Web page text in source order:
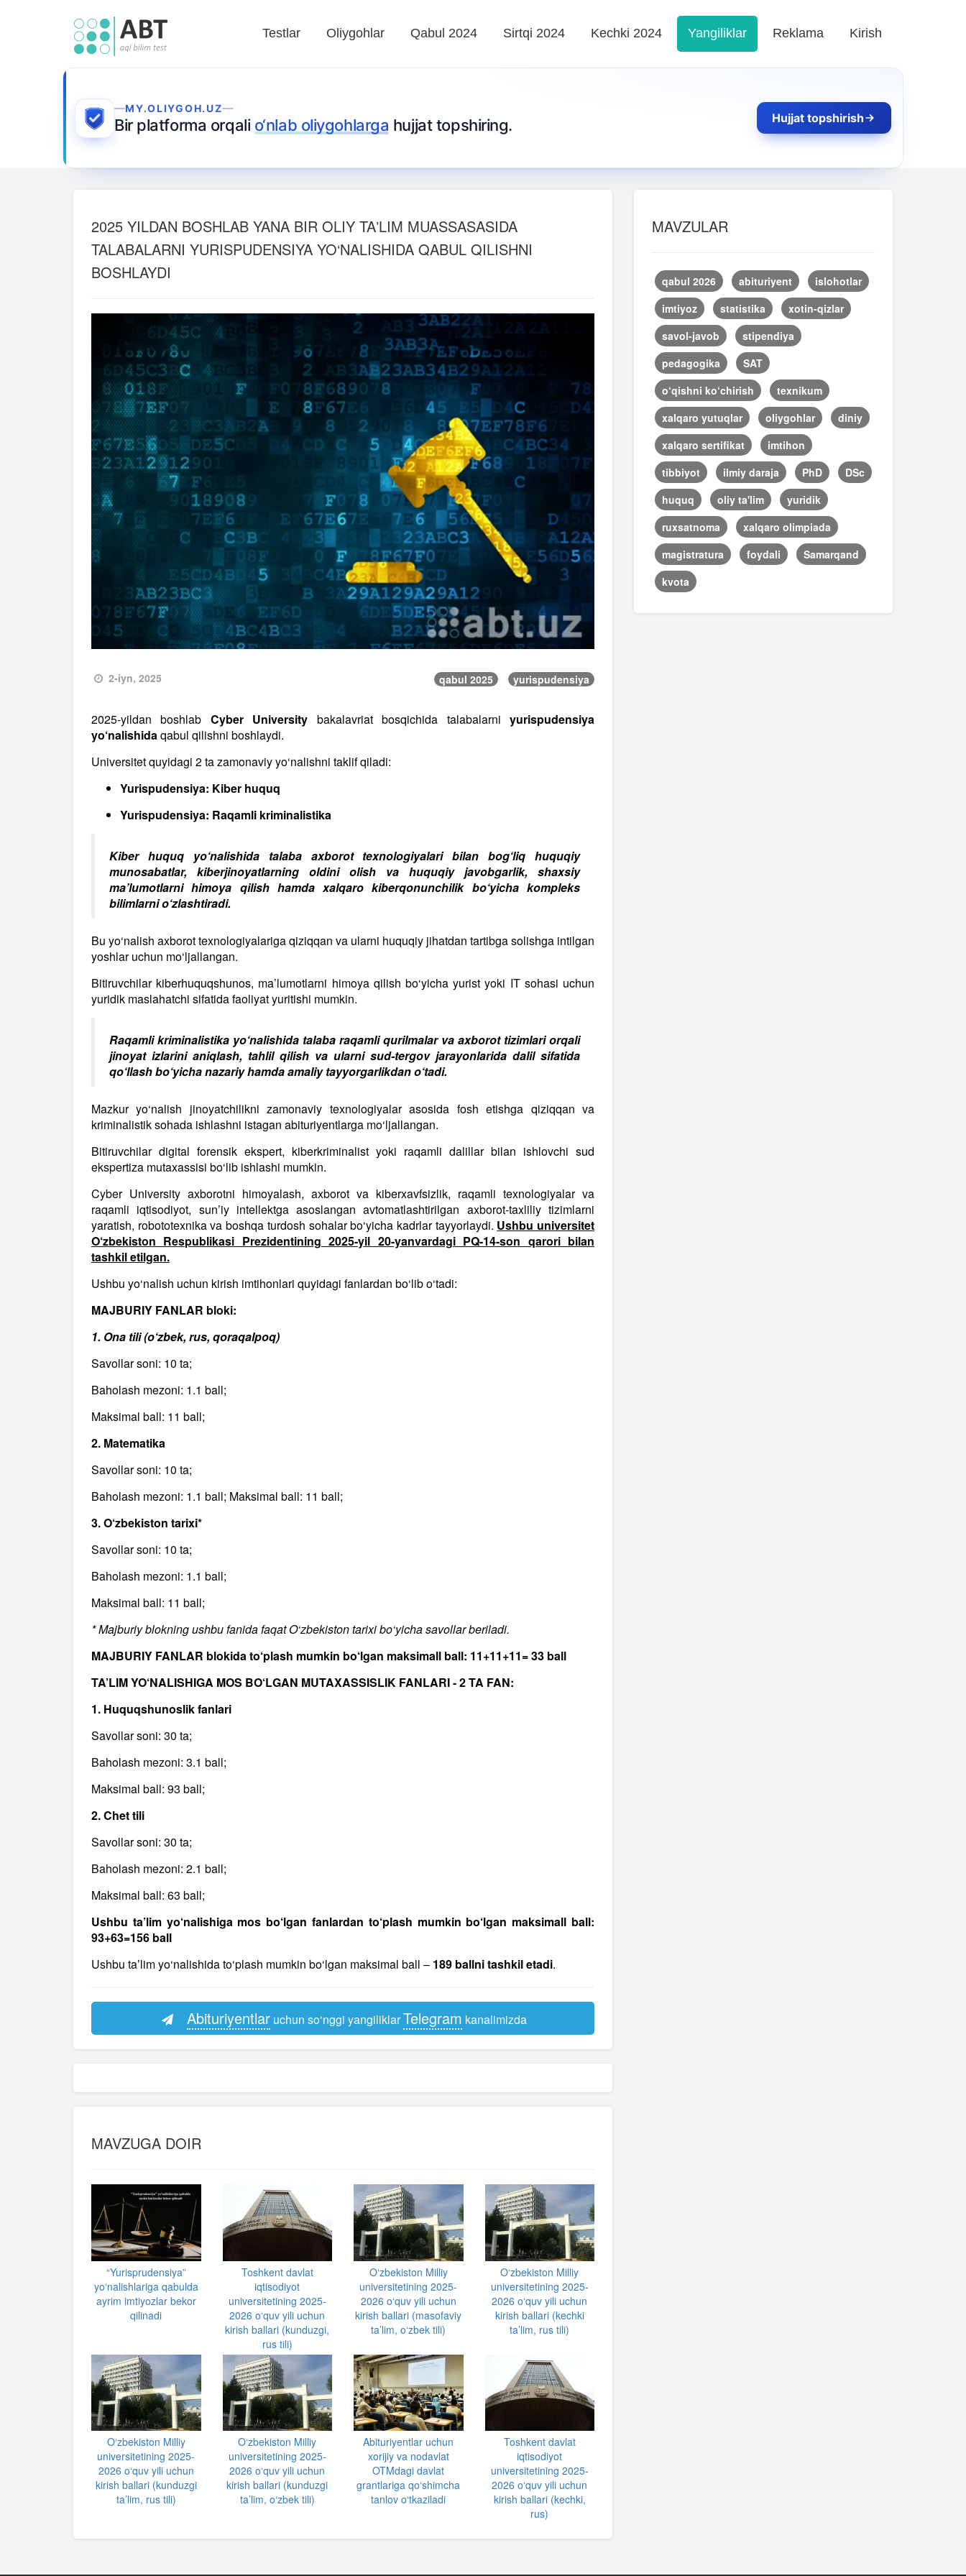
Testlar Oliygohlar Qabul 2024 Sirtqi 2024 Kechki 2024 Yangiliklar Reklama Kirish
MY.OLIYGOH.UZ
Bir platforma orqali o‘nlab oliygohlarga hujjat topshiring. Hujjat topshirish
2025 YILDAN BOSHLAB YANA BIR OLIY TAʼLIM MUASSASASIDA
TALABALARNI YURISPUDENSIYA YO‘NALISHIDA QABUL QILISHNI
BOSHLAYDI
2-iyn, 2025 qabul 2025 yurispudensiya
2025-yildan boshlab Cyber University bakalavriat bosqichida talabalarniyurispudensiya
yo‘nalishidaqabul qilishni boshlaydi.
Universitet quyidagi 2 ta zamonaviy yo‘nalishni taklif qiladi:
Yurispudensiya: Kiber huquq
Yurispudensiya: Raqamli kriminalistika
Kiber huquq yo‘nalishida talaba axborot texnologiyalari bilan bog‘liq huquqiy
munosabatlar, kiberjinoyatlarning oldini olish va huquqiy javobgarlik, shaxsiy
ma’lumotlarni himoya qilish hamda xalqaro kiberqonunchilik bo‘yicha kompleks
bilimlarni o‘zlashtiradi.
Bu yo‘nalish axborot texnologiyalariga qiziqqan va ularni huquqiy jihatdan tartibga solishga intilgan
yoshlar uchun mo‘ljallangan.
Bitiruvchilar kiberhuquqshunos, ma’lumotlarni himoya qilish bo‘yicha yurist yoki IT sohasi uchun
yuridik maslahatchi sifatida faoliyat yuritishi mumkin.
Raqamli kriminalistika yo‘nalishida talaba raqamli qurilmalar va axborot tizimlari orqali
jinoyat izlarini aniqlash, tahlil qilish va ularni sud-tergov jarayonlarida dalil sifatida
qo‘llash bo‘yicha nazariy hamda amaliy tayyorgarlikdan o‘tadi.
Mazkur yo‘nalish jinoyatchilikni zamonaviy texnologiyalar asosida fosh etishga qiziqqan va
kriminalistik sohada ishlashni istagan abituriyentlarga mo‘ljallangan.
Bitiruvchilar digital forensik ekspert, kiberkriminalist yoki raqamli dalillar bilan ishlovchi sud
ekspertiza mutaxassisi bo‘lib ishlashi mumkin.
Cyber University axborotni himoyalash, axborot va kiberxavfsizlik, raqamli texnologiyalar va
raqamli iqtisodiyot, sun’iy intellektga asoslangan avtomatlashtirilgan axborot-taxliliy tizimlarni
yaratish, robototexnika va boshqa turdosh sohalar bo‘yicha kadrlar tayyorlaydi. Ushbu universitet
O‘zbekiston Respublikasi Prezidentining 2025-yil 20-yanvardagi PQ-14-son qarori bilan
tashkil etilgan.
Ushbu yo‘nalish uchun kirish imtihonlari quyidagi fanlardan bo‘lib o‘tadi:
MAJBURIY FANLAR bloki:
1. Ona tili (o‘zbek, rus, qoraqalpoq)
Savollar soni: 10 ta;
Baholash mezoni: 1.1 ball;
Maksimal ball: 11 ball;
2. Matematika
Savollar soni: 10 ta;
Baholash mezoni: 1.1 ball; Maksimal ball: 11 ball;
3. O‘zbekiston tarixi*
Savollar soni: 10 ta;
Baholash mezoni: 1.1 ball;
Maksimal ball: 11 ball;
* Majburiy blokning ushbu fanida faqat O‘zbekiston tarixi bo‘yicha savollar beriladi.
MAJBURIY FANLAR blokida to‘plash mumkin bo‘lgan maksimall ball: 11+11+11= 33 ball
TA’LIM YO‘NALISHIGA MOS BO‘LGAN MUTAXASSISLIK FANLARI - 2 TA FAN:
1. Huquqshunoslik fanlari
Savollar soni: 30 ta;
Baholash mezoni: 3.1 ball;
Maksimal ball: 93 ball;
2. Chet tili
Savollar soni: 30 ta;
Baholash mezoni: 2.1 ball;
Maksimal ball: 63 ball;
Ushbu ta’lim yo‘nalishiga mos bo‘lgan fanlardan to‘plash mumkin bo‘lgan maksimall ball:
93+63=156 ball
Ushbu taʼlim yo‘nalishida to‘plash mumkin bo‘lgan maksimal ball – 189 ballni tashkil etadi.
Abituriyentlaruchun so‘nggi yangiliklarTelegram kanalimizda
MAVZUGA DOIR
“Yurisprudensiya”
yo‘nalishlariga qabulda
ayrim imtiyozlar bekor
qilinadi
Toshkent davlat
iqtisodiyot
universitetining 2025-
2026 o‘quv yili uchun
kirish ballari (kunduzgi,
rus tili)
O‘zbekiston Milliy
universitetining 2025-
2026 o‘quv yili uchun
kirish ballari (masofaviy
ta’lim, o‘zbek tili)
O‘zbekiston Milliy
universitetining 2025-
2026 o‘quv yili uchun
kirish ballari (kechki
ta’lim, rus tili)
O‘zbekiston Milliy
universitetining 2025-
2026 o‘quv yili uchun
kirish ballari (kunduzgi
ta’lim, rus tili)
O‘zbekiston Milliy
universitetining 2025-
2026 o‘quv yili uchun
kirish ballari (kunduzgi
ta’lim, o‘zbek tili)
Abituriyentlar uchun
xorijiy va nodavlat
OTMdagi davlat
grantlariga qo‘shimcha
tanlov o‘tkaziladi
Toshkent davlat
iqtisodiyot
universitetining 2025-
2026 o‘quv yili uchun
kirish ballari (kechki,
rus)
MAVZULAR
qabul 2026 abituriyent
islohotlar
imtiyoz
statistika
xotin-qizlar
savol-javob
stipendiya
pedagogika
SAT
o‘qishni ko‘chirish
texnikum
xalqaro yutuqlar
oliygohlar
diniy
xalqaro sertifikat
imtihon
tibbiyot
ilmiy daraja PhD
DSc
huquq
oliy ta'lim
yuridik
ruxsatnoma
xalqaro olimpiada
magistratura
foydali
Samarqand
kvota